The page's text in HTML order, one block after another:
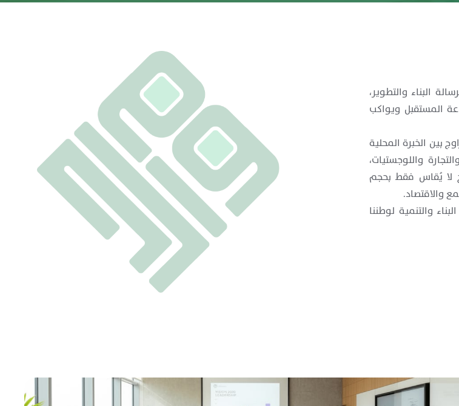
البناء والتطوير،
المستقبل ويواكب
بين الخبرة المحلية
واللوجستيات،
لا يُقاس فقط بحجم
والاقتصاد.
والتنمية لوطننا